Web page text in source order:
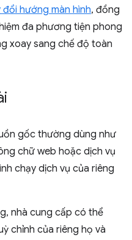
đổi hướng màn hình, đồng
đa phương tiện phong
xoay sang chế độ toàn
gốc thường dùng như
chữ web hoặc dịch vụ
chạy dịch vụ của riêng
nhà cung cấp có thể
chỉnh của riêng họ và